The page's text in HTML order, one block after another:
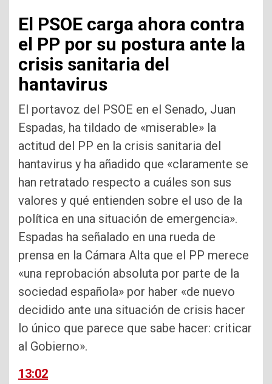
El PSOE carga ahora contra
el PP por su postura ante la
crisis sanitaria del
hantavirus
El portavoz del PSOE en el Senado, Juan
Espadas, ha tildado de «miserable» la
actitud del PP en la crisis sanitaria del
hantavirus y ha añadido que «claramente se
han retratado respecto a cuáles son sus
valores y qué entienden sobre el uso de la
política en una situación de emergencia».
Espadas ha señalado en una rueda de
prensa en la Cámara Alta que el PP merece
«una reprobación absoluta por parte de la
sociedad española» por haber «de nuevo
decidido ante una situación de crisis hacer
lo único que parece que sabe hacer: criticar
al Gobierno».
13:02